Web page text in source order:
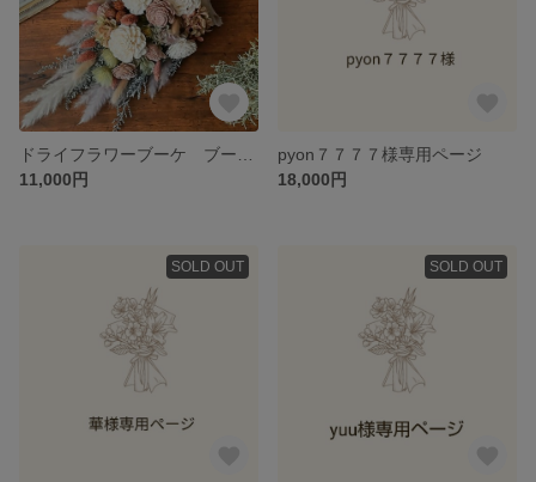
11,000円
pyon７７７７様専用ページ
18,000円
SOLD OUT SOLD OUT